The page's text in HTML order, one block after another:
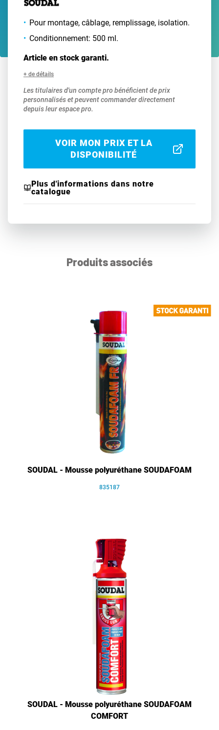
Pour montage, câblage, remplissage, isolation.
Conditionnement: 500 ml.
Article en stock garanti.
+ de détails
Les titulaires d'un compte pro bénéficient de prix
personnalisés et peuvent commander directement
depuis leur espace pro.
VOIR MON PRIX ET LA
DISPONIBILITÉ
Plus d'informations dans notre
catalogue
Produits associés
SOUDAL - Mousse polyuréthane SOUDAFOAM
835187
SOUDAL - Mousse polyuréthane SOUDAFOAM
COMFORT